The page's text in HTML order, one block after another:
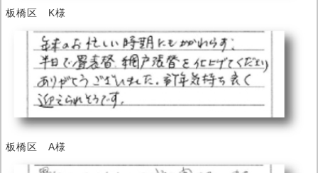
板橋区 K様
板橋区 A様